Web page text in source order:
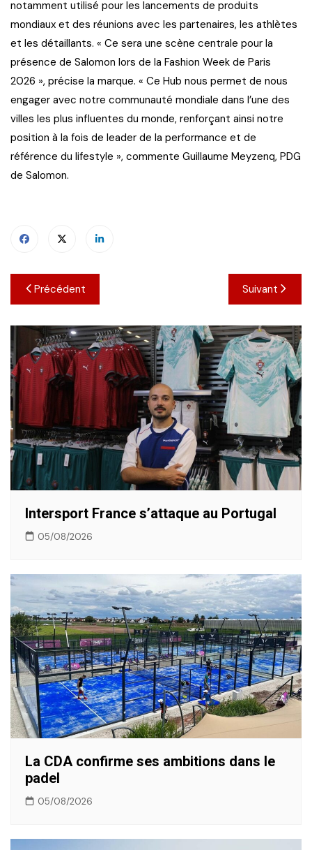
notamment utilisé pour les lancements de produits
mondiaux et des réunions avec les partenaires, les athlètes
et les détaillants. « Ce sera une scène centrale pour la
présence de Salomon lors de la Fashion Week de Paris
2026 », précise la marque. « Ce Hub nous permet de nous
engager avec notre communauté mondiale dans l’une des
villes les plus influentes du monde, renforçant ainsi notre
position à la fois de leader de la performance et de
référence du lifestyle », commente Guillaume Meyzenq, PDG
de Salomon.
Navigation
de
l’article
Précédent Suivant
Intersport France s’attaque au Portugal
05/08/2026
La CDA confirme ses ambitions dans le
padel
05/08/2026